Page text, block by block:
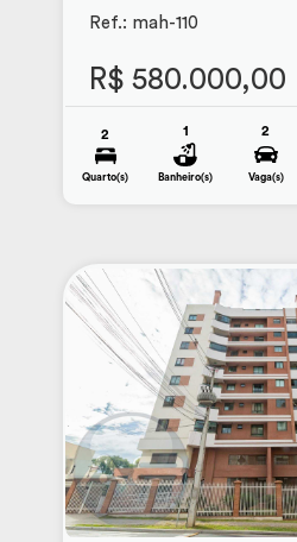
Ref.: mah-110
R$ 580.000,00
2
Quarto(s)
1
Banheiro(s)
2
Vaga(s)